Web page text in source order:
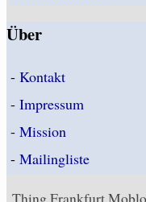
Über
- Kontakt
- Impressum
- Mission
- Mailingliste
Thing Frankfurt